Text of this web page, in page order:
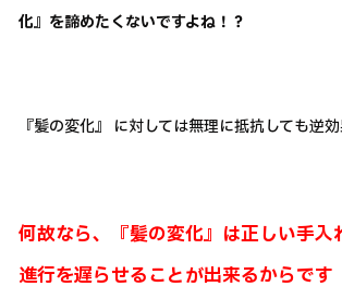
化』を諦めたくないですよね！？
『髪の変化』 に対しては無理に抵抗しても逆効
何故なら、『髪の変化』は正しい手入
進行を遅らせることが出来るからで